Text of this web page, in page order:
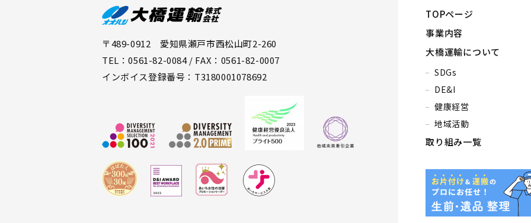
TOPページ
事業内容
大橋運輸について
SDGs
DE&I
健康経営
地域活動
取り組み一覧
〒489-0912 愛知県瀬戸市西松山町2-260
TEL：0561-82-0084 / FAX：0561-82-0007
インボイス登録番号：T3180001078692